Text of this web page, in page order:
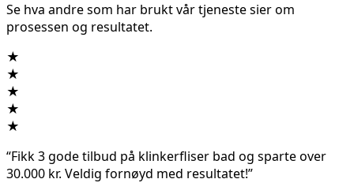
Se hva andre som har brukt vår tjeneste sier om
prosessen og resultatet.
★
★
★
★
★
“Fikk 3 gode tilbud på klinkerfliser bad og sparte over
30.000 kr. Veldig fornøyd med resultatet!”